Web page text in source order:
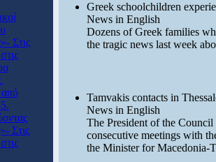
Στις
Στις
Greek schoolchildren
News in English
Dozens of Greek families
the tragic news last week
Tamvakis contacts in
News in English
The President of the
consecutive meetings with
the Minister for Macedonia-